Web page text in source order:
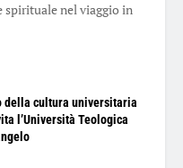
spirituale nel viaggio in
della cultura universitaria
l’Università Teologica